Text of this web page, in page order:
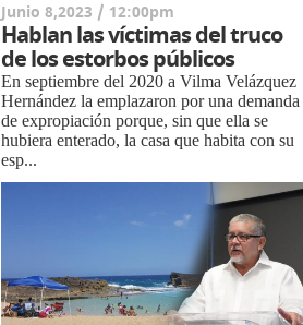
Junio 8,2023 / 12:00pm
Hablan las víctimas del truco
de los estorbos públicos
En septiembre del 2020 a Vilma Velázquez
Hernández la emplazaron por una demanda
de expropiación porque, sin que ella se
hubiera enterado, la casa que habita con su
esp...